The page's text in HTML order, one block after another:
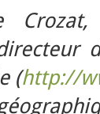
(http://